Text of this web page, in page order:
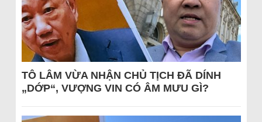
TÔ LÂM VỪA NHẬN CHỦ TỊCH ĐÃ DÍNH
„DỚP“, VƯỢNG VIN CÓ ÂM MƯU GÌ?